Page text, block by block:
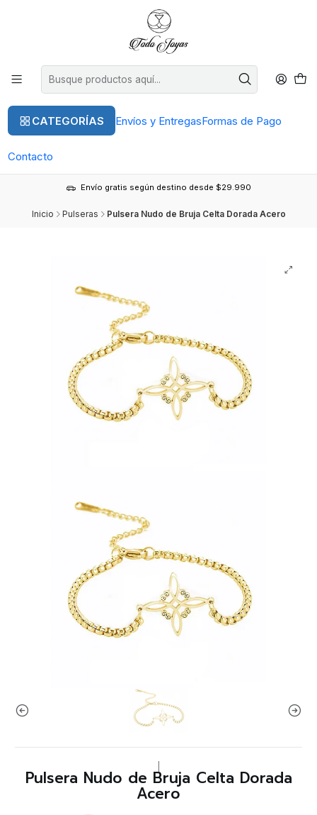
CATEGORÍAS Envíos y EntregasFormas de Pago
Contacto
Envío gratis según destino desde $29.990
Inicio Pulseras Pulsera Nudo de Bruja Celta Dorada Acero
Pulsera Nudo de Bruja Celta Dorada
Acero